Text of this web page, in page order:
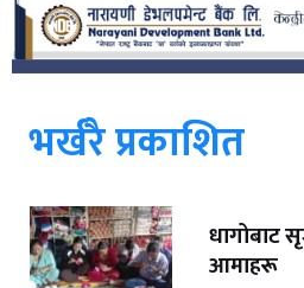
भर्खरै प्रकाशित
धागोबाट
आमाहरू